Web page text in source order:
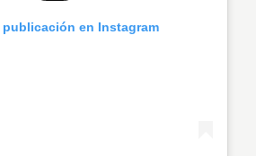
publicación en Instagram